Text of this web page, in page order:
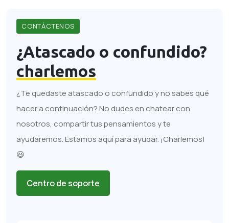
CONTÁCTENOS
¿Atascado o confundido?
charlemos
¿Te quedaste atascado o confundido y no sabes qué
hacer a continuación? No dudes en chatear con
nosotros, compartir tus pensamientos y te
ayudaremos. Estamos aquí para ayudar. ¡Charlemos!
😃
Centro de soporte